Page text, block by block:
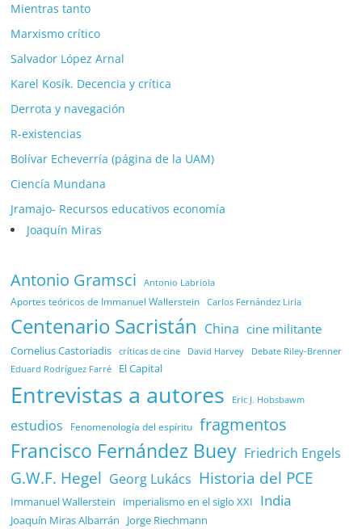
Mientras tanto
Marxismo crítico
Salvador López Arnal
Karel Kosík. Decencia y crítica
Derrota y navegación
R-existencias
Bolívar Echeverría (página de la UAM)
Ciencía Mundana
Jramajo- Recursos educativos economía
Joaquín Miras
Antonio Gramsci Antonio Labriola
Aportes teóricos de Immanuel Wallerstein Carlos Fernández Liria
Centenario Sacristán China cine militante
Cornelius Castoriadis críticas de cine David Harvey Debate Riley-Brenner
Eduard Rodríguez Farré El Capital
Entrevistas a autores Eric J. Hobsbawm
estudios Fenomenología del espíritu fragmentos
Francisco Fernández Buey Friedrich Engels
G.W.F. Hegel Georg Lukács Historia del PCE
Immanuel Wallerstein imperialismo en el siglo XXI India
Joaquín Miras Albarrán Jorge Riechmann